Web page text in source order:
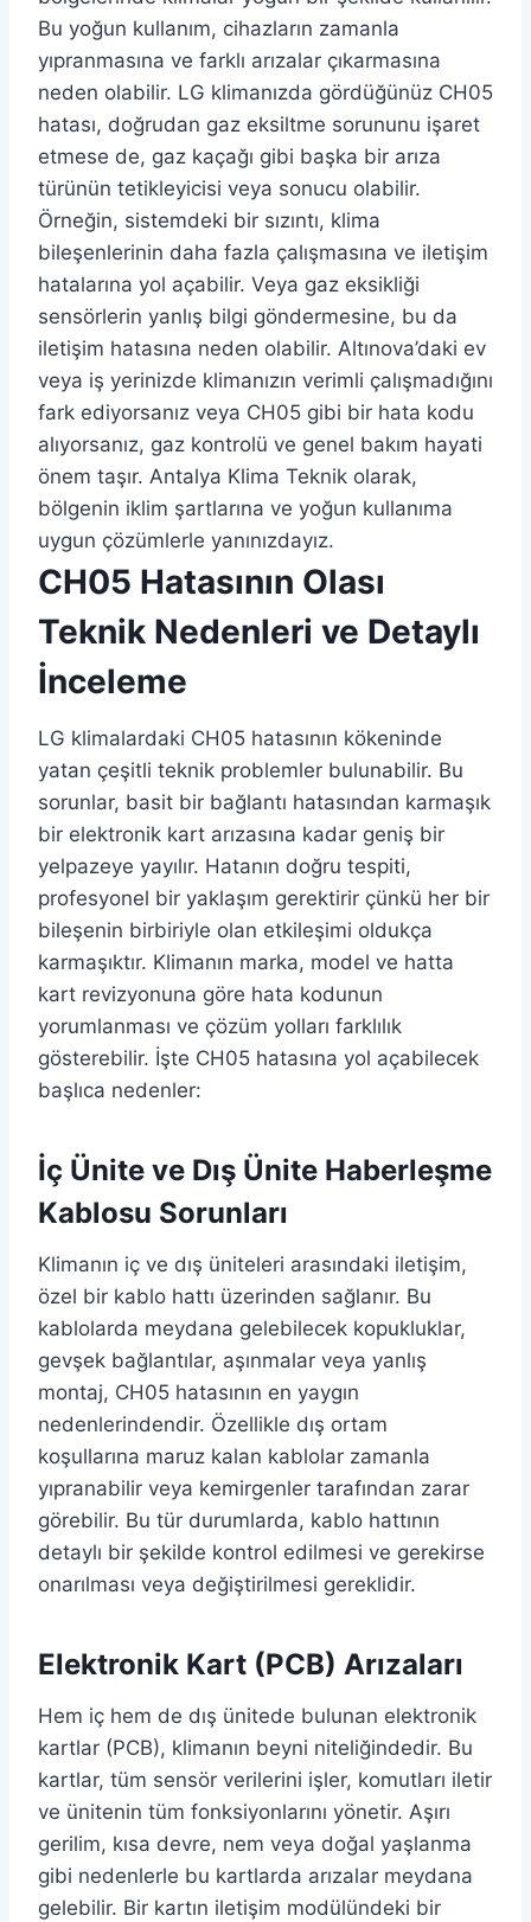
Bu yoğun kullanım, cihazların zamanla
yıpranmasına ve farklı arızalar çıkarmasına
neden olabilir. LG klimanızda gördüğünüz CH05
hatası, doğrudan gaz eksiltme sorununu işaret
etmese de, gaz kaçağı gibi başka bir arıza
türünün tetikleyicisi veya sonucu olabilir.
Örneğin, sistemdeki bir sızıntı, klima
bileşenlerinin daha fazla çalışmasına ve iletişim
hatalarına yol açabilir. Veya gaz eksikliği
sensörlerin yanlış bilgi göndermesine, bu da
iletişim hatasına neden olabilir. Altınova’daki ev
veya iş yerinizde klimanızın verimli çalışmadığını
fark ediyorsanız veya CH05 gibi bir hata kodu
alıyorsanız, gaz kontrolü ve genel bakım hayati
önem taşır. Antalya Klima Teknik olarak,
bölgenin iklim şartlarına ve yoğun kullanıma
uygun çözümlerle yanınızdayız.
CH05 Hatasının Olası
Teknik Nedenleri ve Detaylı
İnceleme
LG klimalardaki CH05 hatasının kökeninde
yatan çeşitli teknik problemler bulunabilir. Bu
sorunlar, basit bir bağlantı hatasından karmaşık
bir elektronik kart arızasına kadar geniş bir
yelpazeye yayılır. Hatanın doğru tespiti,
profesyonel bir yaklaşım gerektirir çünkü her bir
bileşenin birbiriyle olan etkileşimi oldukça
karmaşıktır. Klimanın marka, model ve hatta
kart revizyonuna göre hata kodunun
yorumlanması ve çözüm yolları farklılık
gösterebilir. İşte CH05 hatasına yol açabilecek
başlıca nedenler:
İç Ünite ve Dış Ünite Haberleşme
Kablosu Sorunları
Klimanın iç ve dış üniteleri arasındaki iletişim,
özel bir kablo hattı üzerinden sağlanır. Bu
kablolarda meydana gelebilecek kopukluklar,
gevşek bağlantılar, aşınmalar veya yanlış
montaj, CH05 hatasının en yaygın
nedenlerindendir. Özellikle dış ortam
koşullarına maruz kalan kablolar zamanla
yıpranabilir veya kemirgenler tarafından zarar
görebilir. Bu tür durumlarda, kablo hattının
detaylı bir şekilde kontrol edilmesi ve gerekirse
onarılması veya değiştirilmesi gereklidir.
Elektronik Kart (PCB) Arızaları
Hem iç hem de dış ünitede bulunan elektronik
kartlar (PCB), klimanın beyni niteliğindedir. Bu
kartlar, tüm sensör verilerini işler, komutları iletir
ve ünitenin tüm fonksiyonlarını yönetir. Aşırı
gerilim, kısa devre, nem veya doğal yaşlanma
gibi nedenlerle bu kartlarda arızalar meydana
gelebilir. Bir kartın iletişim modülündeki bir